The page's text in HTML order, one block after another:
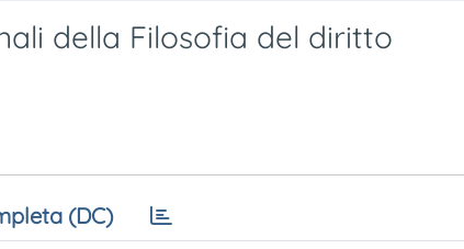
della Filosofia del diritto
(DC)